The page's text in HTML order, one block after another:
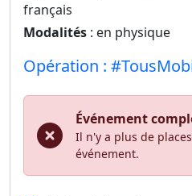
français
Modalités : en physique
Opération :
Événement
Il n'y a plus de
événement.